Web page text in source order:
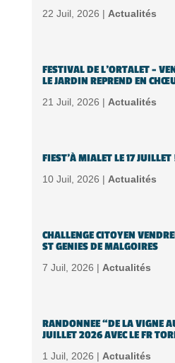
22 Juil, 2026 | Actualités
FESTIVAL DE L’ORTALET –
LE JARDIN REPREND EN
21 Juil, 2026 | Actualités
FIEST’À MIALET LE 17
10 Juil, 2026 | Actualités
CHALLENGE CITOYEN
ST GENIES DE MALGOIRES
7 Juil, 2026 | Actualités
RANDONNEE “DE LA VIGNE
JUILLET 2026 AVEC LE FR
1 Juil, 2026 | Actualités